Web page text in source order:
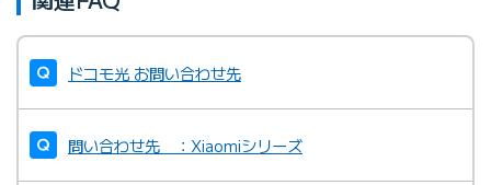
ドコモ光 お問い合わせ先
問い合わせ先 ：Xiaomiシリーズ